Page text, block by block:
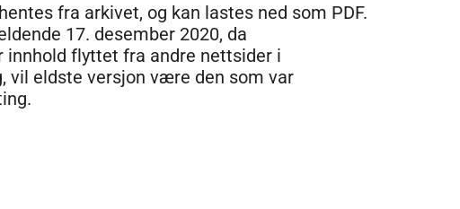
fra arkivet, og kan lastes ned som PDF.
17. desember 2020, da
innhold flyttet fra andre nettsider i
vil eldste versjon være den som var